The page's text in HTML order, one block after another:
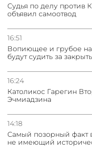
Судья по делу против
объявил самоотвод
16:51
Вопиющее и грубое
будут судить за
16:24
Католикос Гарегин
Эчмиадзина
14:18
Самый позорный факт
не имеющий